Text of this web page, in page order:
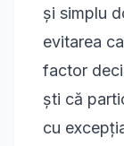
și simplu
evitarea
factor
ști că
cu